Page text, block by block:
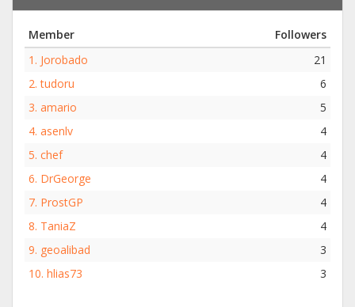
Member
Followers
1. Jorobado
21
2.tudoru
6
3. amario
5
4. asenlv
4
5. chef
4
6. DrGeorge
4
7. ProstGP
4
8. TaniaZ
4
9. geoalibad
3
10. hlias73 3